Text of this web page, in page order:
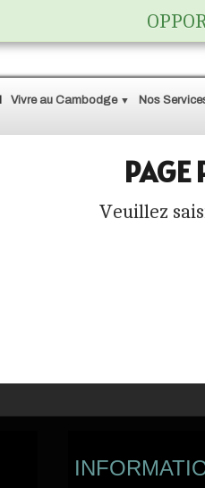
Vivre au Cambodge ▼ Nos
PAGE
Veuillez